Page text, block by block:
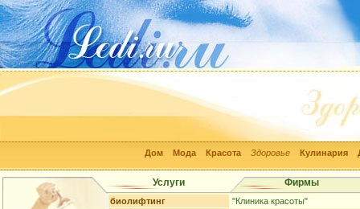
Дом Мода Красота Здоровье Кулинария
Услуги Фирмы
биолифтинг
"Клиника красоты"